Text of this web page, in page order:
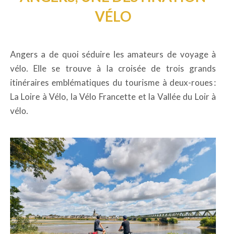
VÉLO
Angers a de quoi séduire les amateurs de voyage à
vélo. Elle se trouve à la croisée de trois grands
itinéraires emblématiques du tourisme à deux-roues :
La Loire à Vélo, la Vélo Francette et la Vallée du Loir à
vélo.